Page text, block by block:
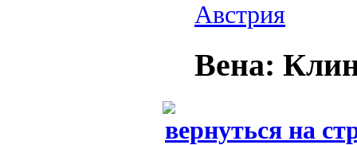
Австрия
Вена:
вернуться на